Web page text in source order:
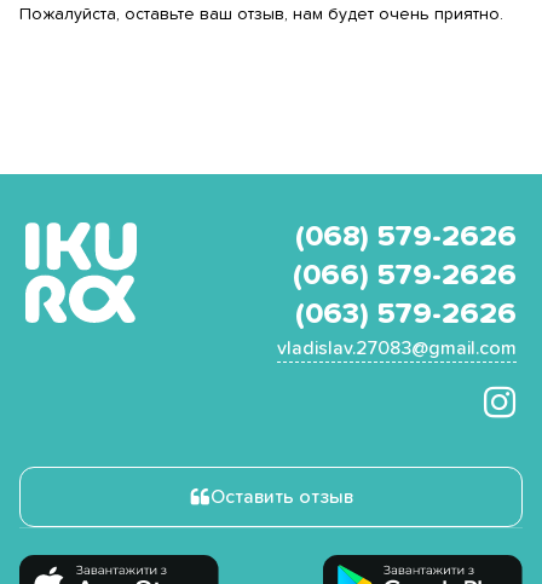
Пожалуйста, оставьте ваш отзыв, нам будет очень приятно.
(068) 579-2626
(066) 579-2626
(063) 579-2626
vladislav.27083@gmail.com
Оставить отзыв